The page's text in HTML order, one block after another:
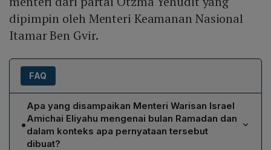
dipimpin oleh Menteri Keamanan Nasional
Itamar Ben Gvir.
FAQ
•
Apa yang disampaikan Menteri Warisan Israel
Amichai Eliyahu mengenai bulan Ramadan dan
dalam konteks apa pernyataan tersebut
dibuat?